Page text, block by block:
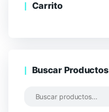
Carrito
Buscar Productos